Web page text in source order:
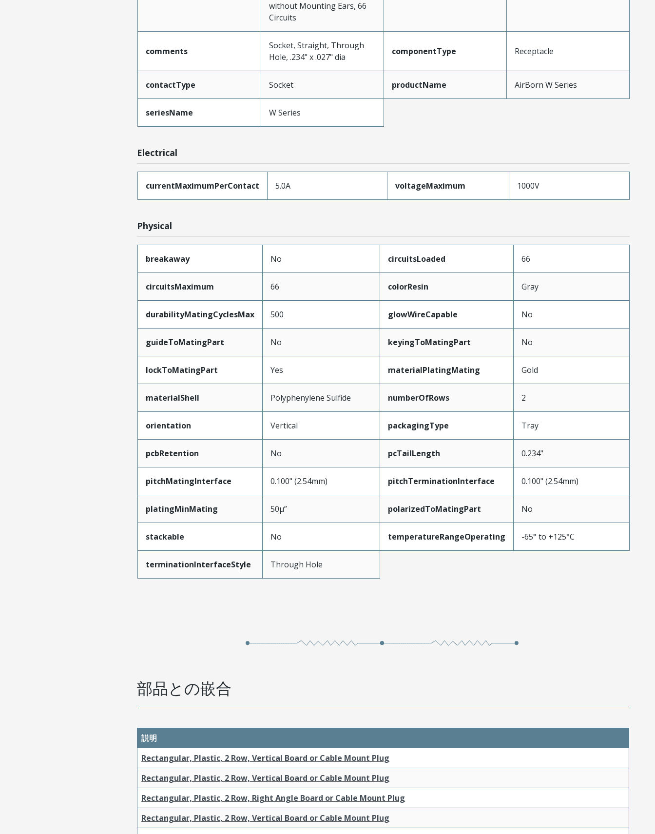
without Mounting Ears, 66
Circuits
comments
Socket, Straight, Through
Hole, .234" x .027" dia
componentType Receptacle
contactType Socket productName AirBorn W Series
seriesName W Series
Electrical
currentMaximumPerContact 5.0A voltageMaximum 1000V
Physical
breakaway No circuitsLoaded 66
circuitsMaximum 66 colorResin Gray
durabilityMatingCyclesMax 500 glowWireCapable No
guideToMatingPart No keyingToMatingPart No
lockToMatingPart Yes materialPlatingMating Gold
materialShell Polyphenylene Sulfide numberOfRows 2
orientation Vertical packagingType Tray
pcbRetention No pcTailLength 0.234"
pitchMatingInterface 0.100" (2.54mm) pitchTerminationInterface 0.100" (2.54mm)
platingMinMating 50µ” polarizedToMatingPart No
stackable No temperatureRangeOperating -65° to +125°C
terminationInterfaceStyle Through Hole
部品との嵌合
説明
Rectangular, Plastic, 2 Row, Vertical Board or Cable Mount Plug
Rectangular, Plastic, 2 Row, Vertical Board or Cable Mount Plug
Rectangular, Plastic, 2 Row, Right Angle Board or Cable Mount Plug
Rectangular, Plastic, 2 Row, Vertical Board or Cable Mount Plug